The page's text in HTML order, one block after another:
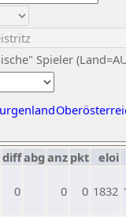
Spieler
diffabg anz pkt eloi
0 0 0 1832